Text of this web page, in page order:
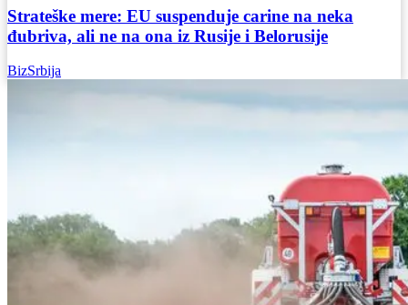
Strateške mere: EU suspenduje carine na neka
đubriva, ali ne na ona iz Rusije i Belorusije
BizSrbija